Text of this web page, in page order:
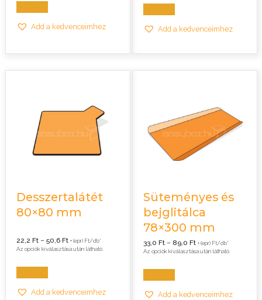
Opciók
Add a kedvenceimhez
Opciók
Add a kedvenceimhez
Desszertalátét
80×80 mm
22,2Ft – 50,6FtÁrtartomány:
22,2 Ft
+ (epr) Ft/db*
Az opciók kiválasztása után látható.
Opciók
Add a kedvenceimhez
Süteményes és
bejglitálca
78×300 mm
33,0Ft – 89,0FtÁrtartomány:
33,0 Ft
+ (epr) Ft/db*
Az opciók kiválasztása után látható.
Opciók
Add a kedvenceimhez